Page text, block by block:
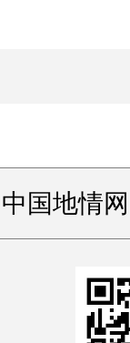
中国地情网